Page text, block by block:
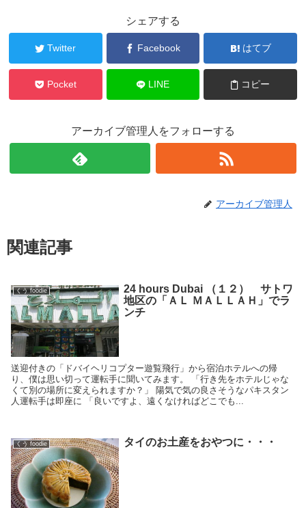
シェアする
Twitter Facebook はてブ
Pocket LINE コピー
アーカイブ管理人をフォローする
アーカイブ管理人
関連記事
くう foodie
24 hours Dubai （１２） サトワ
地区の「ＡＬ ＭＡＬＬＡＨ」でラ
ンチ
送迎付きの「ドバイヘリコプター遊覧飛行」から宿泊ホテルへの帰
り、僕は思い切って運転手に聞いてみます。 「行き先をホテルじゃな
くて別の場所に変えられますか？」 陽気で気の良さそうなパキスタン
人運転手は即座に 「良いですよ、遠くなければどこでも...
くう foodie タイのお土産をおやつに・・・